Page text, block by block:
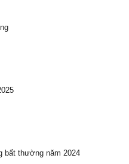
bất thường năm 2024